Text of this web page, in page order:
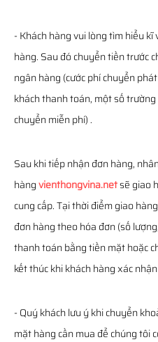
- Khách hàng vui lòng tìm hiểu
hàng. Sau đó chuyển tiền trước
ngân hàng (cước phí chuyển
khách thanh toán, một số
chuyển miễn phí) .
Sau khi tiếp nhận đơn hàng,
hàngvienthongvina.netsẽ giao
cung cấp. Tại thời điểm giao
đơn hàng theo hóa đơn (số
thanh toán bằng tiền mặt hoặc
kết thúc khi khách hàng xác
- Quý khách lưu ý khi chuyển
mặt hàng cần mua để chúng tôi